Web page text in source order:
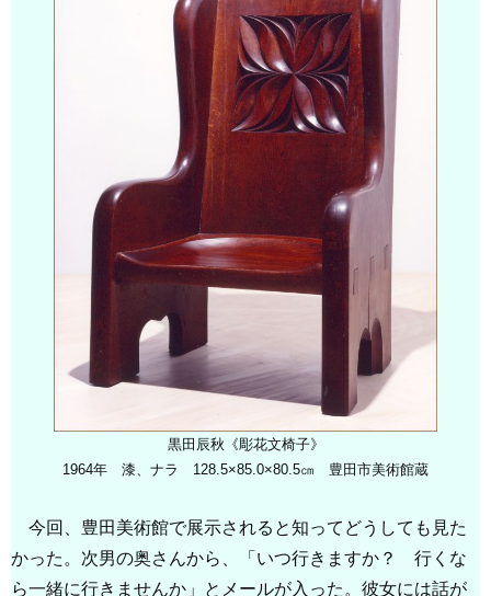
黒田辰秋《彫花文椅子》
1964年 漆、ナラ 128.5×85.0×80.5㎝ 豊田市美術館蔵
今回、豊田美術館で展示されると知ってどうしても見た
かった。次男の奥さんから、「いつ行きますか？ 行くな
ら一緒に行きませんか」とメールが入った。彼女には話が